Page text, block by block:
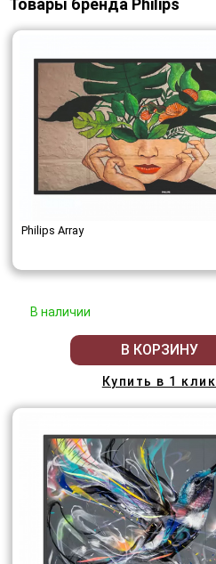
Philips Array
В наличии
В КОРЗИНУ
Купить в 1 клик